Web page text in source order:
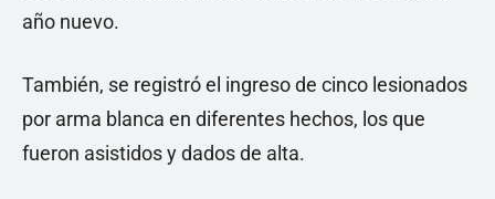
año nuevo.
También, se registró el ingreso de cinco lesionados
por arma blanca en diferentes hechos, los que
fueron asistidos y dados de alta.